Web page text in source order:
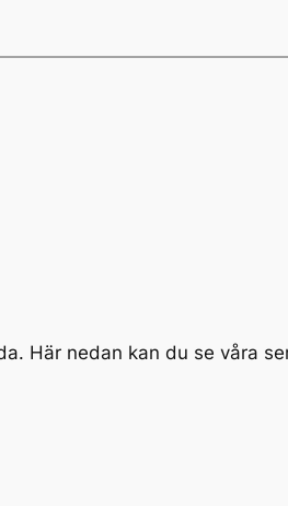
Här nedan kan du se våra